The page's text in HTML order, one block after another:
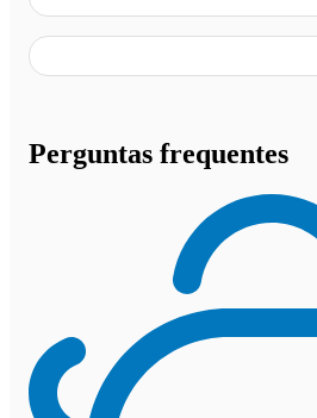
Perguntas frequentes